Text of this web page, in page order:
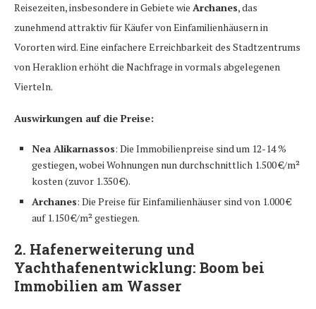
Reisezeiten, insbesondere in Gebiete wie Archanes, das
zunehmend attraktiv für Käufer von Einfamilienhäusern in
Vororten wird. Eine einfachere Erreichbarkeit des Stadtzentrums
von Heraklion erhöht die Nachfrage in vormals abgelegenen
Vierteln.
Auswirkungen auf die Preise:
Nea Alikarnassos: Die Immobilienpreise sind um 12-14 %
gestiegen, wobei Wohnungen nun durchschnittlich 1.500 €/m²
kosten (zuvor 1.350 €).
Archanes: Die Preise für Einfamilienhäuser sind von 1.000 €
auf 1.150 €/m² gestiegen.
2. Hafenerweiterung und
Yachthafenentwicklung: Boom bei
Immobilien am Wasser